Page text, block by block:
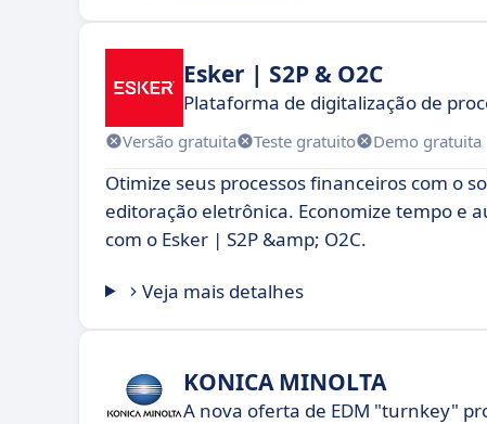
Esker | S2P & O2C
Plataforma de digitalização de
Versão gratuita Teste gratuito Demo gratuita
Otimize seus processos financeiros com o
editoração eletrônica. Economize tempo e
com o Esker | S2P &amp; O2C.
Veja mais detalhes
KONICA MINOLTA
A nova oferta de EDM "turnkey"